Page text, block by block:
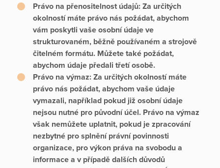
Právo na přenositelnost údajů: Za určitých
okolností máte právo nás požádat, abychom
vám poskytli vaše osobní údaje ve
strukturovaném, běžně používaném a strojově
čitelném formátu. Můžete také požádat,
abychom údaje předali třetí osobě.
Právo na výmaz: Za určitých okolností máte
právo nás požádat, abychom vaše údaje
vymazali, například pokud již osobní údaje
nejsou nutné pro původní účel. Právo na výmaz
však nemůžete uplatnit, pokud je zpracování
nezbytné pro splnění právní povinnosti
organizace, pro výkon práva na svobodu a
informace a v případě dalších důvodů